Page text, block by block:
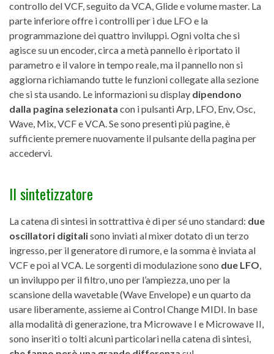
controllo del VCF, seguito da VCA, Glide e volume master. La
parte inferiore offre i controlli per i due LFO e la
programmazione dei quattro inviluppi. Ogni volta che si
agisce su un encoder, circa a metà pannello è riportato il
parametro e il valore in tempo reale, ma il pannello non si
aggiorna richiamando tutte le funzioni collegate alla sezione
che si sta usando. Le informazioni su display dipendono
dalla pagina selezionata con i pulsanti Arp, LFO, Env, Osc,
Wave, Mix, VCF e VCA. Se sono presenti più pagine, è
sufficiente premere nuovamente il pulsante della pagina per
accedervi.
Il sintetizzatore
La catena di sintesi in sottrattiva è di per sé uno standard: due
oscillatori digitalisono inviati al mixer dotato di un terzo
ingresso, per il generatore di rumore, e la somma è inviata al
VCF e poi al VCA. Le sorgenti di modulazione sono due LFO,
un inviluppo per il filtro, uno per l’ampiezza, uno per la
scansione della wavetable (Wave Envelope) e un quarto da
usare liberamente, assieme ai Control Change MIDI. In base
alla modalità di generazione, tra Microwave I e Microwave II,
sono inseriti o tolti alcuni particolari nella catena di sintesi,